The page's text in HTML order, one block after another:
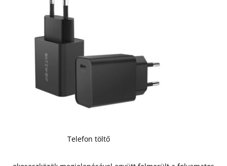
Telefon töltő